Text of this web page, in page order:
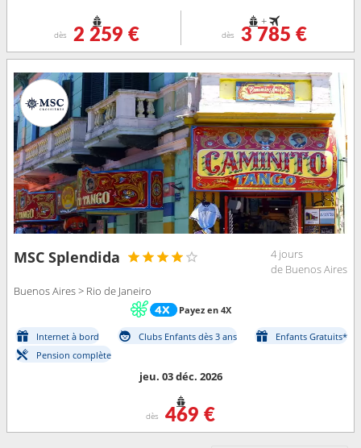
dès 2 259 €
+
dès 3 785 €
MSC Splendida
4 jours
de Buenos Aires
Buenos Aires > Rio de Janeiro
Payez en 4X
Internet à bord Clubs Enfants dès 3 ans
Enfants Gratuits*
Pension complète
jeu. 03 déc. 2026
dès 469 €